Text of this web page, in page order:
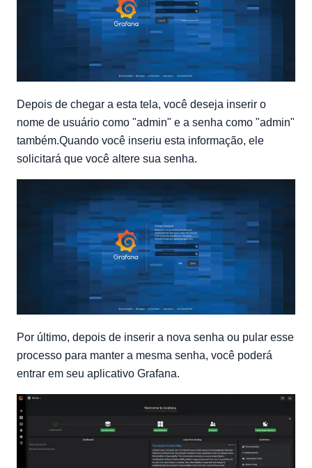
Depois de chegar a esta tela, você deseja inserir o
nome de usuário como "admin" e a senha como "admin"
também.Quando você inseriu esta informação, ele
solicitará que você altere sua senha.
Por último, depois de inserir a nova senha ou pular esse
processo para manter a mesma senha, você poderá
entrar em seu aplicativo Grafana.